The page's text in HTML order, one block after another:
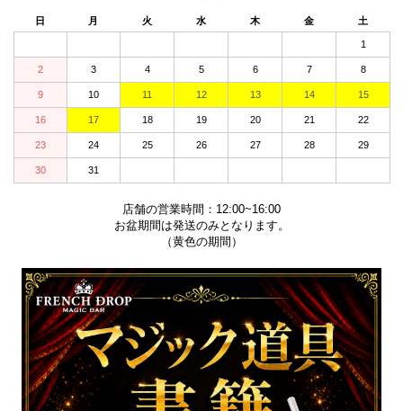
日 月 火 水 木 金 土
1
2 3 4 5 6 7 8
9 10 11 12 13 14 15
16 17 18 19 20 21 22
23 24 25 26 27 28 29
30 31
店舗の営業時間：12:00~16:00
お盆期間は発送のみとなります。
（黄色の期間）